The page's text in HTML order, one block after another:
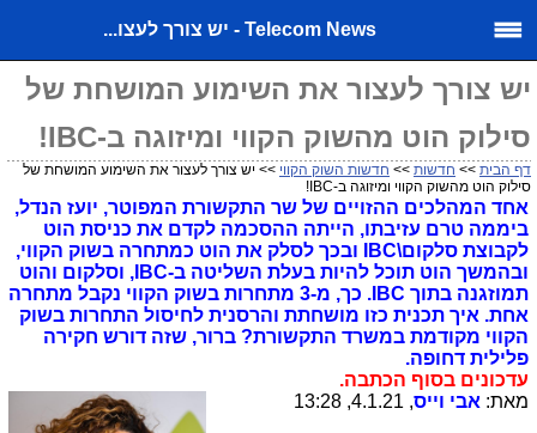
Telecom News - יש צורך לעצו...
יש צורך לעצור את השימוע המושחת של
סילוק הוט מהשוק הקווי ומיזוגה ב-IBC!
דף הבית >> חדשות >> חדשות השוק הקווי >> יש צורך לעצור את השימוע המושחת של
סילוק הוט מהשוק הקווי ומיזוגה ב-IBC!
אחד המהלכים ההזויים של שר התקשורת המפוטר, יועז הנדל,
ביממה טרם עזיבתו, הייתה ההסכמה לקדם את כניסת הוט
לקבוצת סלקום\IBC ובכך לסלק את הוט כמתחרה בשוק הקווי,
ובהמשך הוט תוכל להיות בעלת השליטה ב-IBC, וסלקום והוט
תמוזגנה בתוך IBC. כך, מ-3 מתחרות בשוק הקווי נקבל מתחרה
אחת. איך תכנית כזו מושחתת והרסנית לחיסול התחרות בשוק
הקווי מקודמת במשרד התקשורת? ברור, שזה דורש חקירה
פלילית דחופה.
עדכונים בסוף הכתבה.
מאת: אבי וייס, 4.1.21, 13:28